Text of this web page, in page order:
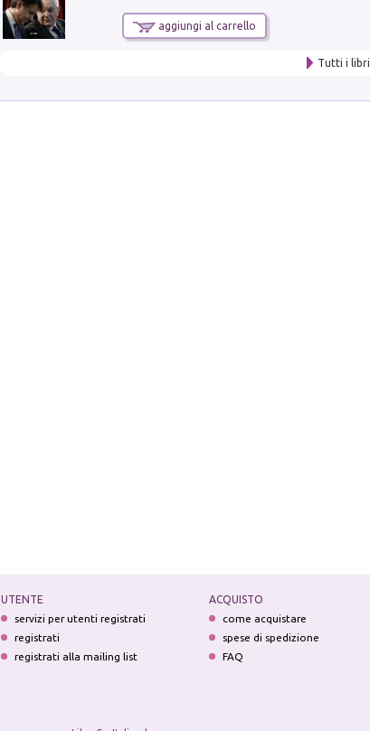
aggiungi al carrello
Tutti i libri
UTENTE
servizi per utenti registrati
registrati
registrati alla mailing list
ACQUISTO
come acquistare
spese di spedizione
FAQ